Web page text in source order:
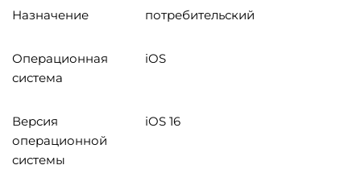
Назначение потребительский
Операционная
система
iOS
Версия
операционной
системы
iOS 16